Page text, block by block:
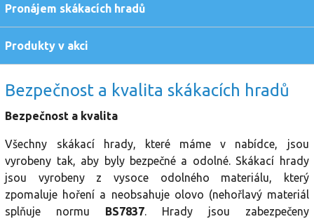
Pronájem skákacích hradů
Produkty v akci
Bezpečnost a kvalita skákacích hradů
Bezpečnost a kvalita
Všechny skákací hrady, které máme v nabídce, jsou
vyrobeny tak, aby byly bezpečné a odolné. Skákací hrady
jsou vyrobeny z vysoce odolného materiálu, který
zpomaluje hoření a neobsahuje olovo (nehořlavý materiál
splňuje normu BS7837. Hrady jsou zabezpečeny